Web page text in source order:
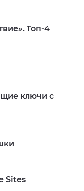
Топ-4
ключи с
Sites